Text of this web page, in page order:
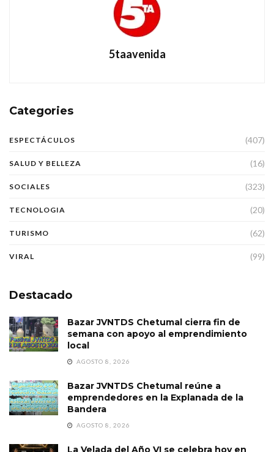
5taavenida
Categories
ESPECTÁCULOS (407)
SALUD Y BELLEZA (16)
SOCIALES (323)
TECNOLOGIA (20)
TURISMO (62)
VIRAL (99)
Destacado
Bazar JVNTDS Chetumal cierra fin de
semana con apoyo al emprendimiento
local
AGOSTO 8, 2026
Bazar JVNTDS Chetumal reúne a
emprendedores en la Explanada de la
Bandera
AGOSTO 8, 2026
La Velada del Año VI se celebra hoy en